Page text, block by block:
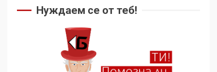
Нуждаем се от теб!